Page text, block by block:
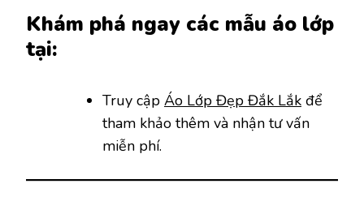
Khám phá ngay các mẫu áo lớp
tại:
Truy cập Áo Lớp Đẹp Đắk Lắk để
tham khảo thêm và nhận tư vấn
miễn phí.